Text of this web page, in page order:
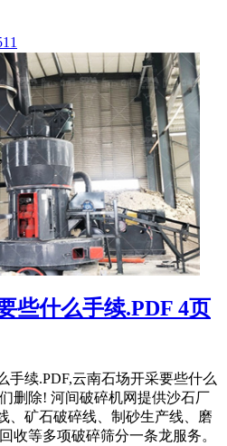
些什么手续.PDF 4页
手续.PDF,云南石场开采要些什么
删除! 河间破碎机网提供沙石厂
、矿石破碎线、制砂生产线、磨
收等多项破碎筛分一条龙服务。